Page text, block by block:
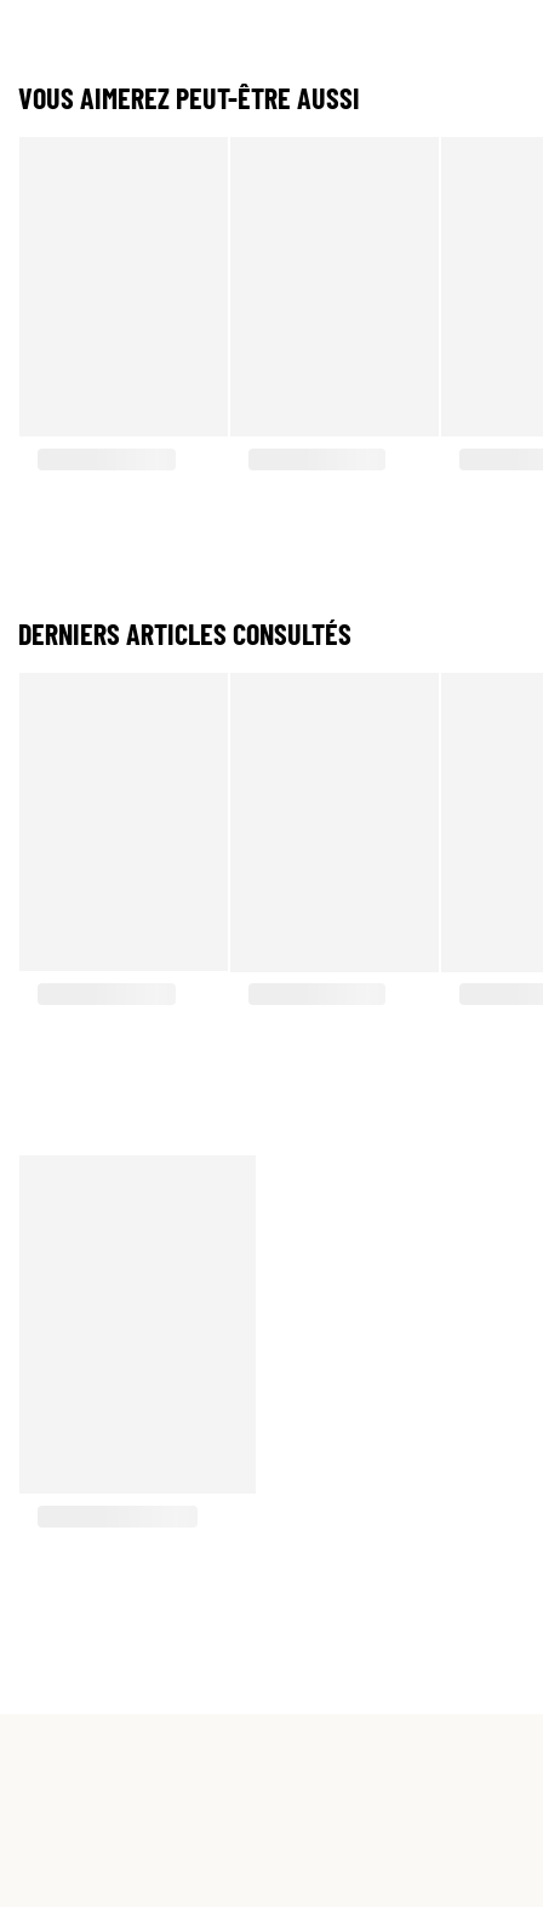
VOUS AIMEREZ PEUT-ÊTRE AUSSI
DERNIERS ARTICLES CONSULTÉS